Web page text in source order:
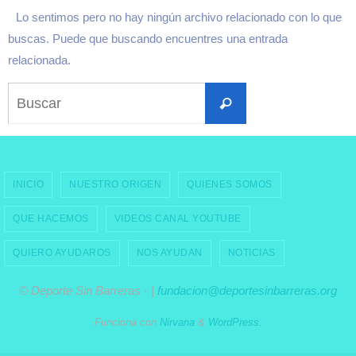
Lo sentimos pero no hay ningún archivo relacionado con lo que
buscas. Puede que buscando encuentres una entrada
relacionada.
Buscar
INICIO NUESTRO ORIGEN QUIENES SOMOS
QUE HACEMOS VIDEOS CANAL YOUTUBE
QUIERO AYUDAROS NOS AYUDAN NOTICIAS
© Deporte Sin Barreras · | fundacion@deportesinbarreras.org
Funciona con Nirvana& WordPress.